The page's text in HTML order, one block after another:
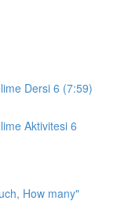
Dersi 6 (7:59)
Aktivitesi 6
How many"